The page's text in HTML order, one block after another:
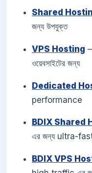
Shared
জন্য উপযুক্ত
VPS Hosting
ওয়েবসাইটের জন্য
Dedicated
performance
BDIX Shared
এর জন্য ultra-
BDIX VPS